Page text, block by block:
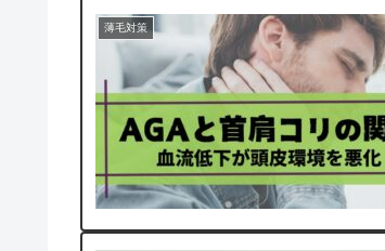
薄毛対策